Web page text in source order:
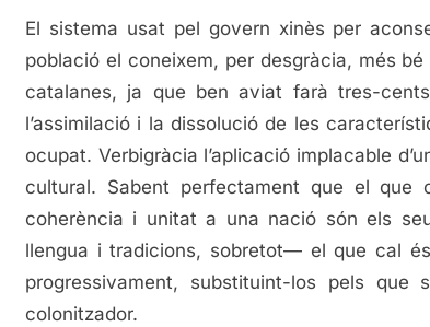
El sistema usat pel govern xinès per
població el coneixem, per desgràcia, més
catalanes, ja que ben aviat farà tres-
l’assimilació i la dissolució de les
ocupat. Verbigràcia l’aplicació implacable
cultural. Sabent perfectament que el que
coherència i unitat a una nació són els
llengua i tradicions, sobretot— el que cal
progressivament, substituint-los pels que
colonitzador.